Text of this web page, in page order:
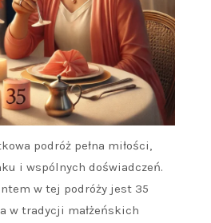
podróż pełna miłości,
i wspólnych doświadczeń.
w tej podróży jest 35
w tradycji małżeńskich